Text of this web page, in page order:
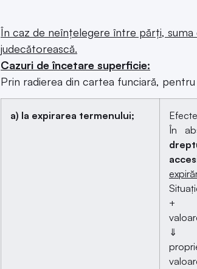
În caz de neînţelegere între părţi,
judecătorească.
Cazuri de încetare superficie:
Prin radierea din cartea funciară,
a) la expirarea termenului;
Efecte
În
+
⇓